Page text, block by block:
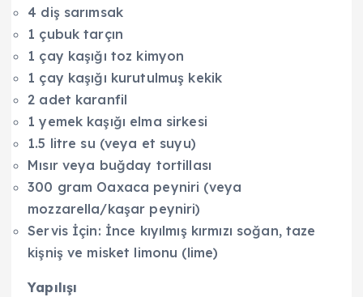
4 diş sarımsak
1 çubuk tarçın
1 çay kaşığı toz kimyon
1 çay kaşığı kurutulmuş kekik
2 adet karanfil
1 yemek kaşığı elma sirkesi
1.5 litre su (veya et suyu)
Mısır veya buğday tortillası
300 gram Oaxaca peyniri (veya
mozzarella/kaşar peyniri)
Servis İçin: İnce kıyılmış kırmızı soğan, taze
kişniş ve misket limonu (lime)
Yapılışı